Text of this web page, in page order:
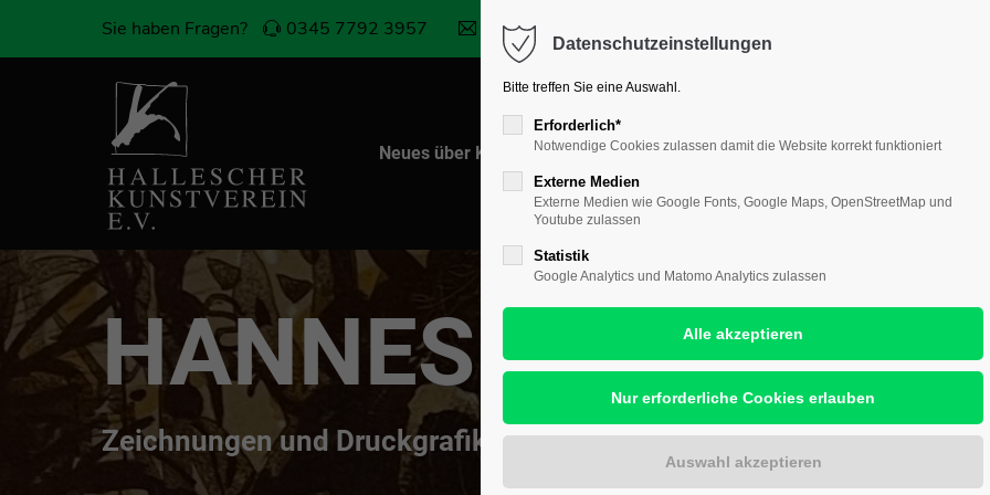
Login
Benutzername
Passwort
Anmelden
Register Lost your password?
Support
Lorem ipsum dolor sit amet:
24h/ 365days
We offer support for our
customers
Mon - Fri 8:00am - 5:00pm(GMT
+1)
376-293 City Road, Suite
+44 1234 567 890
Sie haben Fragen? 0345 7792 3957 kontakt@hallescher-kunstverein.de
Neues über Kunst Wir lieben Kunst Wir zeigen Kunst Wir
HANNES H. WAGNER
Zeichnungen und Druckgrafik
Datenschutzeinstellungen
Bitte treffen Sie eine Auswahl.
Erforderlich*
Notwendige Cookies zulassen damit die Website korrekt funktioniert
Externe Medien
Externe Medien wie Google Fonts, Google Maps, OpenStreetMap und
Youtube zulassen
Statistik
Google Analytics und Matomo Analytics zulassen